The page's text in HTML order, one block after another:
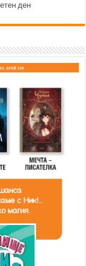
ден